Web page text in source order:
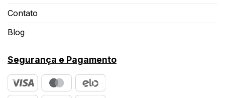
Contato
Blog
Segurança e Pagamento